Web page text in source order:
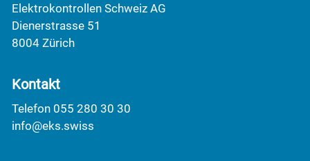
Elektrokontrollen Schweiz AG
Dienerstrasse 51
8004 Zürich
Kontakt
Telefon 055 280 30 30
info@eks.swiss